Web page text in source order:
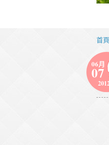
首頁
06月
07